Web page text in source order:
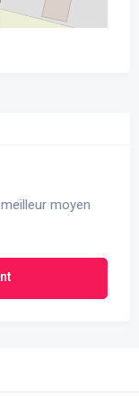
moyen